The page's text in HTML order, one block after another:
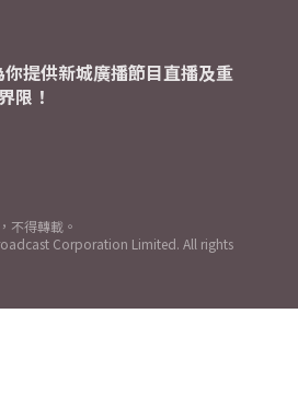
提供新城廣播節目直播及重
限！
不得轉載。
Corporation Limited. All rights